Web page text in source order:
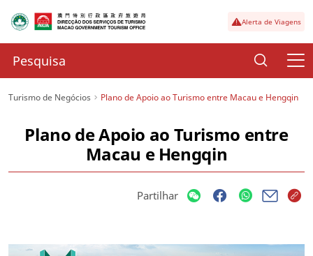
Alerta de Viagens
Turismo de Negócios Plano de Apoio ao Turismo entre Macau e Hengqin
Plano de Apoio ao Turismo entre
Macau e Hengqin
Partilhar